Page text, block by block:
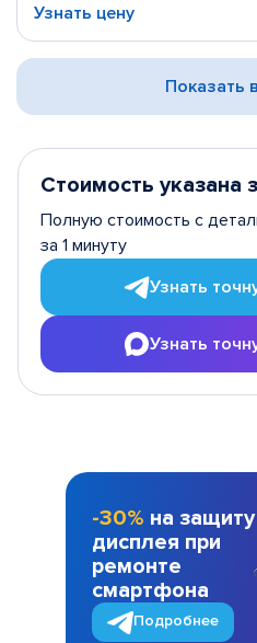
Узнать цену
Показать
Стоимость указана
Полную стоимость с
за 1 минуту
Узнать
Узнать
-30% на защиту
дисплея при
ремонте
смартфона
Подробнее